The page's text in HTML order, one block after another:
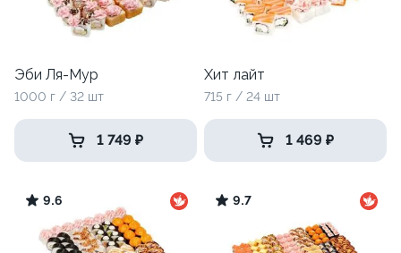
Эби Ля-Мур
1000 г / 32 шт
1 749 ₽
Хит лайт
715 г / 24 шт
1 469 ₽
9.6 9.7